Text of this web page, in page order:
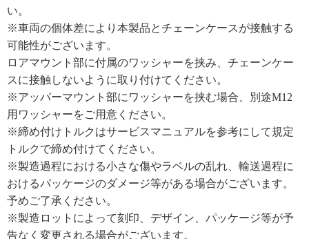
い。
※車両の個体差により本製品とチェーンケースが接触する
可能性がございます。
ロアマウント部に付属のワッシャーを挟み、チェーンケー
スに接触しないように取り付けてください。
※アッパーマウント部にワッシャーを挟む場合、別途M12
用ワッシャーをご用意ください。
※締め付けトルクはサービスマニュアルを参考にして規定
トルクで締め付けてください。
※製造過程における小さな傷やラベルの乱れ、輸送過程に
おけるパッケージのダメージ等がある場合がございます。
予めご了承ください。
※製造ロットによって刻印、デザイン、パッケージ等が予
告なく変更される場合がございます。